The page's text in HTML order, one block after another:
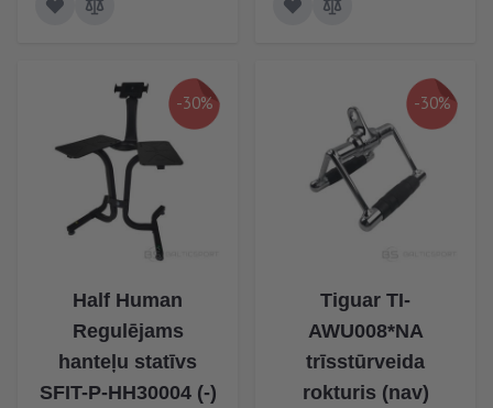
-30%
Half Human
Regulējams
hanteļu statīvs
SFIT-P-HH30004 (-)
-30%
Tiguar TI-
AWU008*NA
trīsstūrveida
rokturis (nav)